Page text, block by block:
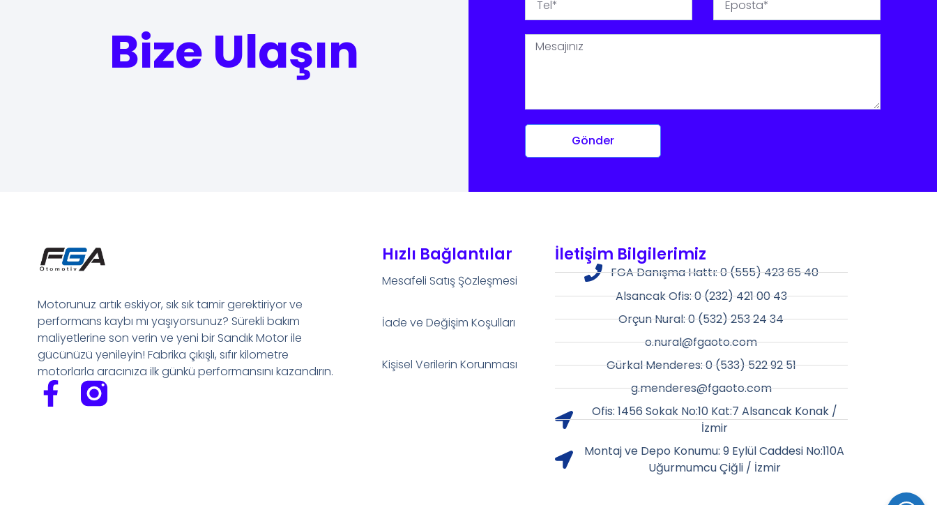
Bize Ulaşın
Gönder
Motorunuz artık eskiyor, sık sık tamir gerektiriyor ve
performans kaybı mı yaşıyorsunuz? Sürekli bakım
maliyetlerine son verin ve yeni bir Sandık Motor ile
gücünüzü yenileyin! Fabrika çıkışlı, sıfır kilometre
motorlarla aracınıza ilk günkü performansını kazandırın.
Hızlı Bağlantılar
Mesafeli Satış Şözleşmesi
İade ve Değişim Koşulları
Kişisel Verilerin Korunması
İletişim Bilgilerimiz
FGA Danışma Hattı: 0 (555) 423 65 40
Alsancak Ofis: 0 (232) 421 00 43
Orçun Nural: 0 (532) 253 24 34
o.nural@fgaoto.com
Gürkal Menderes: 0 (533) 522 92 51
g.menderes@fgaoto.com
Ofis: 1456 Sokak No:10 Kat:7 Alsancak Konak /
İzmir
Montaj ve Depo Konumu: 9 Eylül Caddesi No:110A
Uğurmumcu Çiğli / İzmir